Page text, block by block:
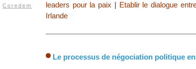
Coredem
leaders pour la paix | Etablir le dialogue
Irlande
Le processus de négociation politique